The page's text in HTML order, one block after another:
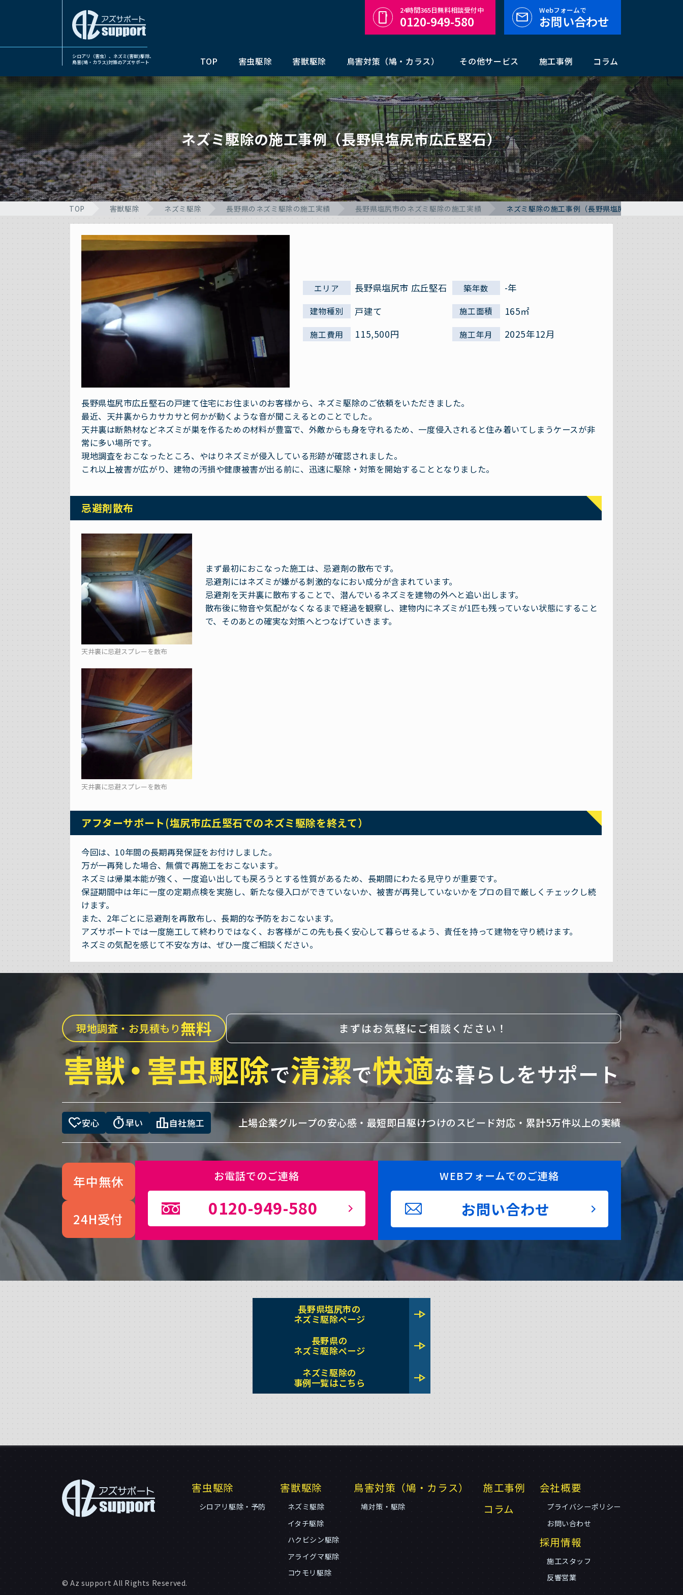
シロアリ（害虫）、ネズミ(害獣)駆除、
鳥害(鳩・カラス)対策のアズサポート
TOP 害虫駆除 害獣駆除 鳥害対策（鳩・カラス） その他サービス 施工事例 コラム
24時間365日無料相談受付中
0120-949-580
Webフォームで
お問い合わせ
ネズミ駆除の施工事例（長野県塩尻市広丘堅石）
TOP 害獣駆除 ネズミ駆除 長野県のネズミ駆除の施工実績 長野県塩尻市のネズミ駆除の施工実績 ネズミ駆除の施工事例（長野県塩尻市広丘堅石）
エリア 長野県塩尻市 広丘堅石 築年数 -年
建物種別 戸建て 施工面積 165㎡
施工費用 115,500円 施工年月 2025年12月
長野県塩尻市広丘堅石の戸建て住宅にお住まいのお客様から、ネズミ駆除のご依頼をいただきました。
最近、天井裏からカサカサと何かが動くような音が聞こえるとのことでした。
天井裏は断熱材などネズミが巣を作るための材料が豊富で、外敵からも身を守れるため、一度侵入されると住み着いてしまうケースが非
常に多い場所です。
現地調査をおこなったところ、やはりネズミが侵入している形跡が確認されました。
これ以上被害が広がり、建物の汚損や健康被害が出る前に、迅速に駆除・対策を開始することとなりました。
忌避剤散布
天井裏に忌避スプレーを散布
まず最初におこなった施工は、忌避剤の散布です。
忌避剤にはネズミが嫌がる刺激的なにおい成分が含まれています。
忌避剤を天井裏に散布することで、潜んでいるネズミを建物の外へと追い出します。
散布後に物音や気配がなくなるまで経過を観察し、建物内にネズミが1匹も残っていない状態にすること
で、そのあとの確実な対策へとつなげていきます。
天井裏に忌避スプレーを散布
アフターサポート(塩尻市広丘堅石でのネズミ駆除を終えて）
今回は、10年間の長期再発保証をお付けしました。
万が一再発した場合、無償で再施工をおこないます。
ネズミは帰巣本能が強く、一度追い出しても戻ろうとする性質があるため、長期間にわたる見守りが重要です。
保証期間中は年に一度の定期点検を実施し、新たな侵入口ができていないか、被害が再発していないかをプロの目で厳しくチェックし続
けます。
また、2年ごとに忌避剤を再散布し、長期的な予防をおこないます。
アズサポートでは一度施工して終わりではなく、お客様がこの先も長く安心して暮らせるよう、責任を持って建物を守り続けます。
ネズミの気配を感じて不安な方は、ぜひ一度ご相談ください。
現地調査・お見積もり無料 まずはお気軽にご相談ください！
害獣・害虫駆除で清潔で快適な暮らしをサポート
heart_check安心 timer早い leaderboard自社施工 上場企業グループの安心感・ 最短即日駆けつけのスピード対応・ 累計5万件以上の実績
年中無休
24H受付
お電話でのご連絡
0120-949-580
WEBフォームでのご連絡
お問い合わせ
長野県塩尻市の
ネズミ駆除ページ
line_end_arrow
長野県の
ネズミ駆除ページ
line_end_arrow
ネズミ駆除の
事例一覧はこちら
line_end_arrow
害虫駆除
シロアリ駆除・予防
害獣駆除
ネズミ駆除
イタチ駆除
ハクビシン駆除
アライグマ駆除
コウモリ駆除
鳥害対策（鳩・カラス）
鳩対策・駆除
施工事例
コラム
会社概要
プライバシーポリシー
お問い合わせ
採用情報
施工スタッフ
反響営業
© Az support All Rights Reserved.